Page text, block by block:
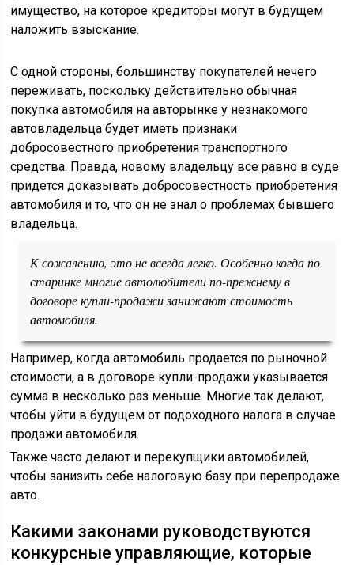
имущество, на которое кредиторы могут в будущем
наложить взыскание.
С одной стороны, большинству покупателей нечего
переживать, поскольку действительно обычная
покупка автомобиля на авторынке у незнакомого
автовладельца будет иметь признаки
добросовестного приобретения транспортного
средства. Правда, новому владельцу все равно в суде
придется доказывать добросовестность приобретения
автомобиля и то, что он не знал о проблемах бывшего
владельца.
К сожалению, это не всегда легко. Особенно когда по
старинке многие автолюбители по-прежнему в
договоре купли-продажи занижают стоимость
автомобиля.
Например, когда автомобиль продается по рыночной
стоимости, а в договоре купли-продажи указывается
сумма в несколько раз меньше. Многие так делают,
чтобы уйти в будущем от подоходного налога в случае
продажи автомобиля.
Также часто делают и перекупщики автомобилей,
чтобы занизить себе налоговую базу при перепродаже
авто.
Какими законами руководствуются
конкурсные управляющие, которые